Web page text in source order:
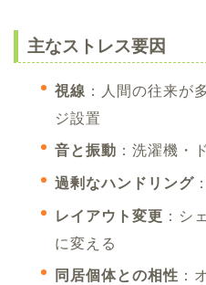
主なストレス要因
視線 ：人間の往来が
ジ設置
音と振動 ：洗濯機・
過剰なハンドリング
レイアウト変更 ：シ
に変える
同居個体との相性 ：